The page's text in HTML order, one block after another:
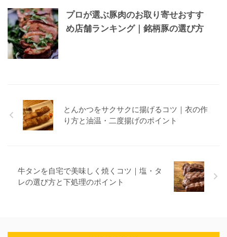
プロが選ぶ豚肉のお取り寄せおすす
め店舗ランキング｜銘柄豚の選び方
とんかつをサクサクに揚げるコツ｜衣の作
り方と油温・二度揚げのポイント
牛タンを自宅で美味しく焼くコツ｜塩・タ
レの選び方と下処理のポイント